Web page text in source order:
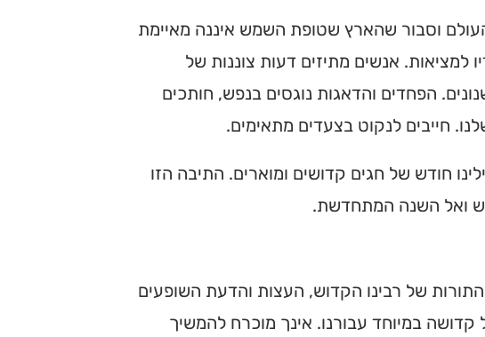
וסבור שהארץ שטופת השמש איננה מאיימת
למציאות. אנשים מתיזים דעות צוננות של
הפחדים והדאגות נוגסים בנפש, חותכים
חייבים לנקוט בצעדים מתאימים.
חודש של חגים קדושים ומוארים. התיבה הזו
ואל השנה המתחדשת.
של רבינו הקדוש, העצות והדעת השופעים
במיוחד עבורנו. אינך מוכרח להמשיך